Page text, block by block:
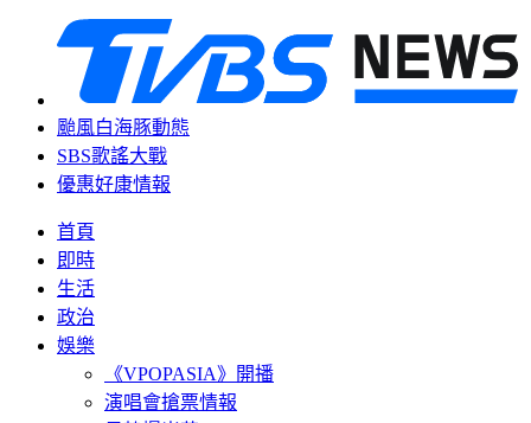
颱風白海豚動態
SBS歌謠大戰
優惠好康情報
首頁
即時
生活
政治
娛樂
《VPOPASIA》開播
演唱會搶票情報